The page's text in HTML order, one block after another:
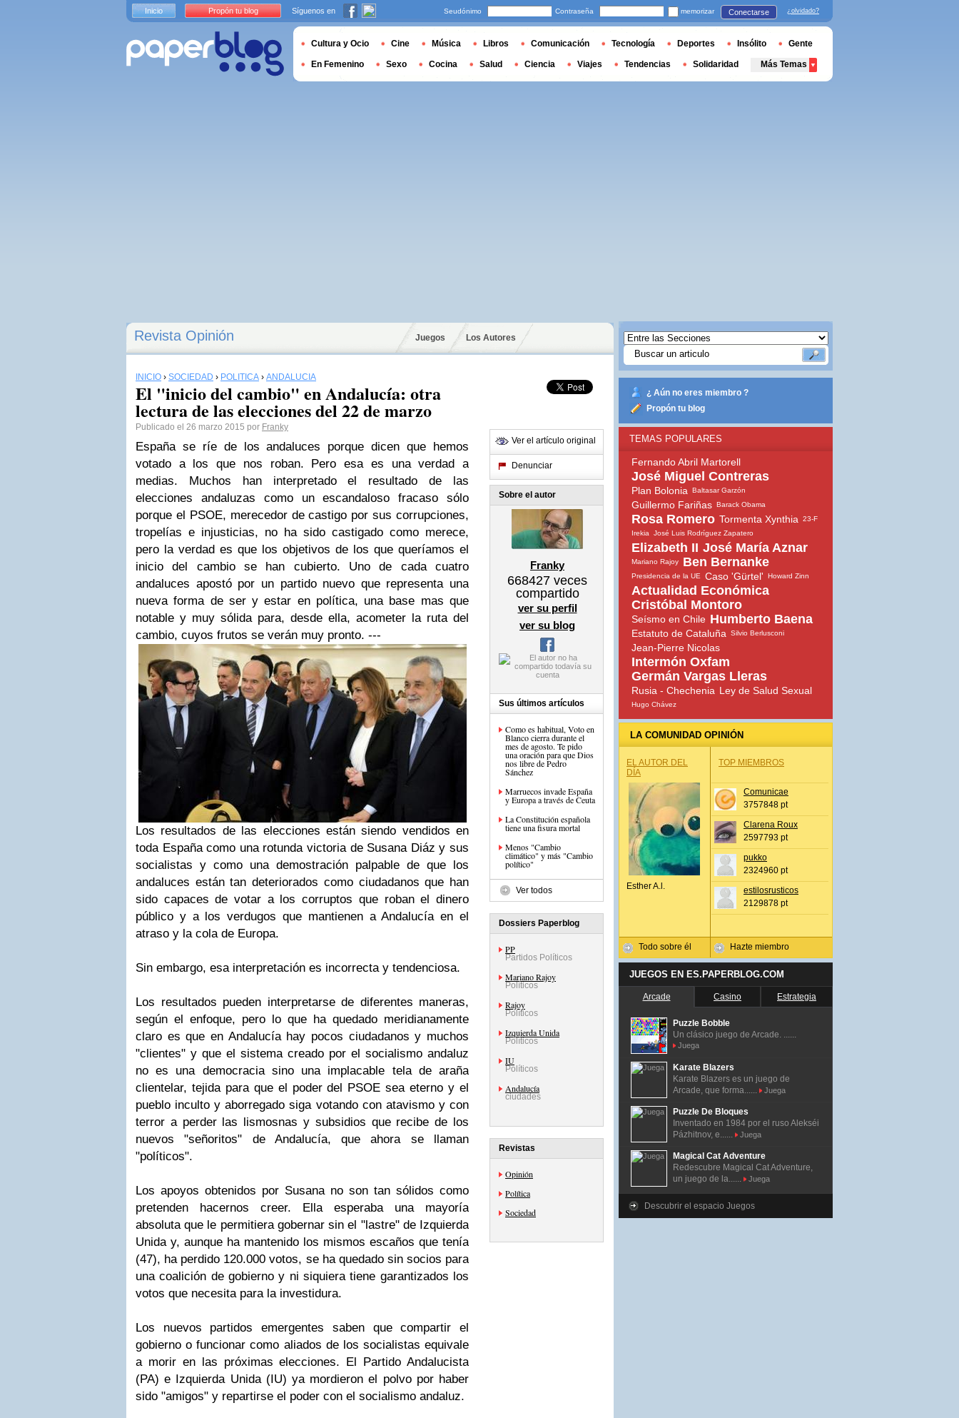
Revista Opinión Juegos Los Autores
INICIO › SOCIEDAD › POLÍTICA › ANDALUCÍA
El "inicio del cambio" en Andalucía: otra
lectura de las elecciones del 22 de marzo
Publicado el 26 marzo 2015 por Franky
España se ríe de los andaluces porque dicen que hemos
votado a los que nos roban. Pero esa es una verdad a
medias. Muchos han interpretado el resultado de las
elecciones andaluzas como un escandaloso fracaso sólo
porque el PSOE, merecedor de castigo por sus corrupciones,
tropelías e injusticias, no ha sido castigado como merece,
pero la verdad es que los objetivos de los que queríamos el
inicio del cambio se han cubierto. Uno de cada cuatro
andaluces apostó por un partido nuevo que representa una
nueva forma de ser y estar en política, una base mas que
notable y muy sólida para, desde ella, acometer la ruta del
cambio, cuyos frutos se verán muy pronto. ---
Los resultados de las elecciones están siendo vendidos en
toda España como una rotunda victoria de Susana Diáz y sus
socialistas y como una demostración palpable de que los
andaluces están tan deteriorados como ciudadanos que han
sido capaces de votar a los corruptos que roban el dinero
público y a los verdugos que mantienen a Andalucía en el
atraso y la cola de Europa.
Sin embargo, esa interpretación es incorrecta y tendenciosa.
Los resultados pueden interpretarse de diferentes maneras,
según el enfoque, pero lo que ha quedado meridianamente
claro es que en Andalucía hay pocos ciudadanos y muchos
"clientes" y que el sistema creado por el socialismo andaluz
no es una democracia sino una implacable tela de araña
clientelar, tejida para que el poder del PSOE sea eterno y el
pueblo inculto y aborregado siga votando con atavismo y con
terror a perder las lismosnas y subsidios que recibe de los
nuevos "señoritos" de Andalucía, que ahora se llaman
"políticos".
Los apoyos obtenidos por Susana no son tan sólidos como
pretenden hacernos creer. Ella esperaba una mayoría
absoluta que le permitiera gobernar sin el "lastre" de Izquierda
Unida y, aunque ha mantenido los mismos escaños que tenía
(47), ha perdido 120.000 votos, se ha quedado sin socios para
una coalición de gobierno y ni siquiera tiene garantizados los
votos que necesita para la investidura.
Los nuevos partidos emergentes saben que compartir el
gobierno o funcionar como aliados de los socialistas equivale
a morir en las próximas elecciones. El Partido Andalucista
(PA) e Izquierda Unida (IU) ya mordieron el polvo por haber
sido "amigos" y repartirse el poder con el socialismo andaluz.
Ver el artículo original
Denunciar
Sobre el autor
Franky
668427 veces
compartido
ver su perfil
ver su blog
Sus últimos artículos
Como es habitual, Voto en
Blanco cierra durante el
mes de agosto. Te pido
una oración para que Dios
nos libre de Pedro
Sánchez
Marruecos invade España
y Europa a través de Ceuta
La Constitución española
tiene una fisura mortal
Menos "Cambio
climático" y más "Cambio
político"
Ver todos
Dossiers Paperblog
PP
Partidos Políticos
Mariano Rajoy
Políticos
Rajoy
Políticos
Izquierda Unida
Políticos
IU
Políticos
Andalucía
ciudades
Revistas
Opinión
Política
Sociedad
¿ Aún no eres miembro ?
Propón tu blog
TEMAS POPULARES
Fernando Abril Martorell
José Miguel Contreras
Plan Bolonia Baltasar Garzón
Guillermo Fariñas Barack Obama
Rosa Romero Tormenta Xynthia
23-F
Irekia
José Luis Rodríguez Zapatero
Elizabeth II José María Aznar
Mariano Rajoy Ben Bernanke
Presidencia de la UE Caso 'Gürtel' Howard Zinn
Actualidad Económica
Cristóbal Montoro
Seísmo en Chile Humberto Baena
Estatuto de Cataluña Silvio Berlusconi
Jean-Pierre Nicolas
Intermón Oxfam
Germán Vargas Lleras
Rusia - Chechenia Ley de Salud Sexual
Hugo Chávez
LA COMUNIDAD OPINIÓN
EL AUTOR DEL
DÍA
Esther A.l.
Todo sobre él
TOP MIEMBROS
Comunicae
3757848 pt
Clarena Roux
2597793 pt
pukko
2324960 pt
estilosrusticos
2129878 pt
Hazte miembro
JUEGOS EN ES.PAPERBLOG.COM
Arcade Casino Estrategia
Puzzle Bobble
Un clásico juego de Arcade. ......
Juega
Karate Blazers
Karate Blazers es un juego de
Arcade, que forma......
Juega
Puzzle De Bloques
Inventado en 1984 por el ruso Alekséi
Pázhitnov, e......
Juega
Magical Cat Adventure
Redescubre Magical Cat Adventure,
un juego de la......
Juega
Descubrir el espacio Juegos
Inicio Propón tu blog Síguenos en Seudónimo Contraseña memorizar Conectarse ¿olvidado?
Cultura y Ocio Cine Música Libros Comunicación Tecnología Deportes Insólito Gente
En Femenino Sexo Cocina Salud Ciencia Viajes Tendencias Solidaridad Más Temas